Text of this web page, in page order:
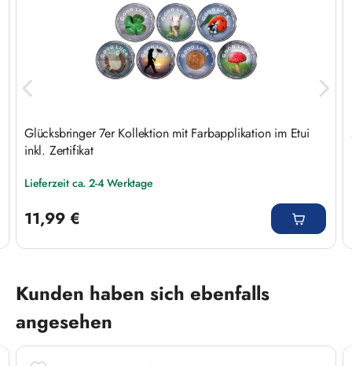
Glücksbringer 7er Kollektion mit Farbapplikation im Etui
inkl. Zertifikat
Lieferzeit ca. 2-4 Werktage
11,99 €
Produktgalerie überspringen
Kunden haben sich ebenfalls
angesehen